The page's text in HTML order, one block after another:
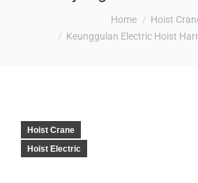
Home
Hoist
Keunggulan Electric Hoist
Hoist Crane
Hoist Electric